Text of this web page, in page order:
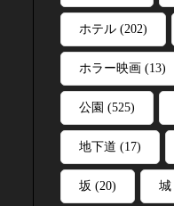
ホテル (202)
ホラー映画 (13)
公園 (525)
地下道 (17)
坂 (20) 城